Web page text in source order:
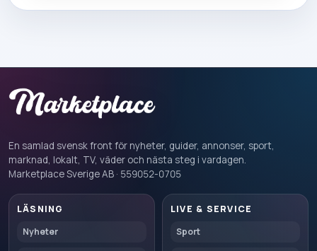
En samlad svensk front för nyheter, guider, annonser, sport,
marknad, lokalt, TV, väder och nästa steg i vardagen.
Marketplace Sverige AB · 559052-0705
LÄSNING
Nyheter
LIVE & SERVICE
Sport